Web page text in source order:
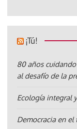
¡Tú!
80 años
al desafío de la
Ecología integral
Democracia en el